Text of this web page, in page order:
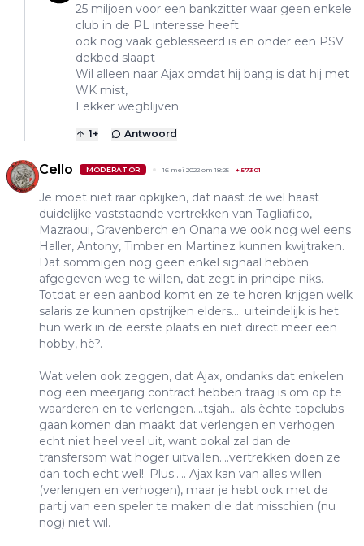
25 miljoen voor een bankzitter waar geen enkele
club in de PL interesse heeft
ook nog vaak geblesseerd is en onder een PSV
dekbed slaapt
Wil alleen naar Ajax omdat hij bang is dat hij met
WK mist,
Lekker wegblijven
1+ Antwoord
Cello MODERATOR 16 mei 2022 om 18:25 +57301
Je moet niet raar opkijken, dat naast de wel haast
duidelijke vaststaande vertrekken van Tagliafico,
Mazraoui, Gravenberch en Onana we ook nog wel eens
Haller, Antony, Timber en Martinez kunnen kwijtraken.
Dat sommigen nog geen enkel signaal hebben
afgegeven weg te willen, dat zegt in principe niks.
Totdat er een aanbod komt en ze te horen krijgen welk
salaris ze kunnen opstrijken elders.... uiteindelijk is het
hun werk in de eerste plaats en niet direct meer een
hobby, hè?.
Wat velen ook zeggen, dat Ajax, ondanks dat enkelen
nog een meerjarig contract hebben traag is om op te
waarderen en te verlengen....tsjah... als èchte topclubs
gaan komen dan maakt dat verlengen en verhogen
echt niet heel veel uit, want ookal zal dan de
transfersom wat hoger uitvallen....vertrekken doen ze
dan toch echt wel!. Plus..... Ajax kan van alles willen
(verlengen en verhogen), maar je hebt ook met de
partij van een speler te maken die dat misschien (nu
nog) niet wil.